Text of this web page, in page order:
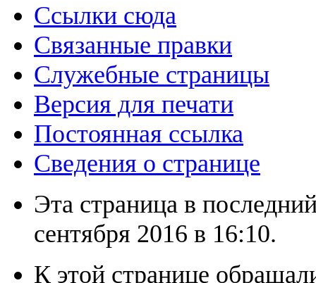
Ссылки сюда
Связанные правки
Служебные страницы
Версия для печати
Постоянная ссылка
Сведения о странице
Эта страница в
сентября 2016 в 16:10.
К этой странице